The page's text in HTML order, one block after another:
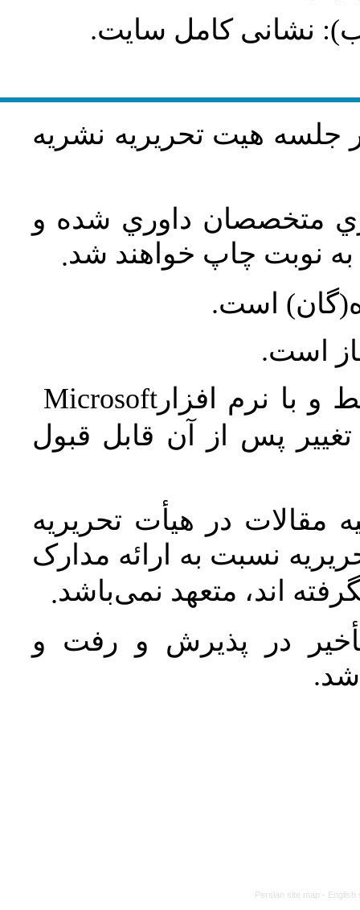
نشانی کامل سایت.
جلسه هيت تحريريه نشريه
متخصصان داوري شده و
نوبت چاپ خواهند شد.
است.
است.
و با نرم افزارMicrosoft
پس از آن قابل قبول
مقالات در هیأت تحریریه
نسبت به ارائه مدارک
اند، متعهد نمی‌باشد.
در پذیرش و رفت و
شد.
Persian site map - English